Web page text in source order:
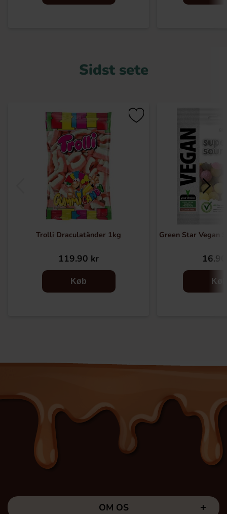
Sidst sete
Trolli Draculatänder 1kg
119.90 kr
Køb
Green Star Vegan
Køb
OM OS